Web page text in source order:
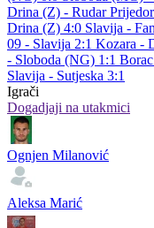
Drina (Z) - Rudar
Drina (Z) 4:0 Slavija -
09 - Slavija 2:1 Kozara -
- Sloboda (NG) 1:1
Slavija - Sutjeska 3:1
Igrači
Dogadjaji na utakmici
Ognjen Milanović
Aleksa Marić